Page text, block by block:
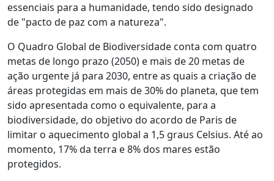
essenciais para a humanidade, tendo sido designado
de "pacto de paz com a natureza".
O Quadro Global de Biodiversidade conta com quatro
metas de longo prazo (2050) e mais de 20 metas de
ação urgente já para 2030, entre as quais a criação de
áreas protegidas em mais de 30% do planeta, que tem
sido apresentada como o equivalente, para a
biodiversidade, do objetivo do acordo de Paris de
limitar o aquecimento global a 1,5 graus Celsius. Até ao
momento, 17% da terra e 8% dos mares estão
protegidos.